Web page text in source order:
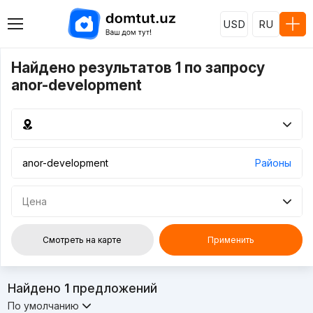
USD RU
Найдено результатов 1 по запросу
anor-development
Районы
Цена
Смотреть на карте Применить
Найдено 1предложений
По умолчанию